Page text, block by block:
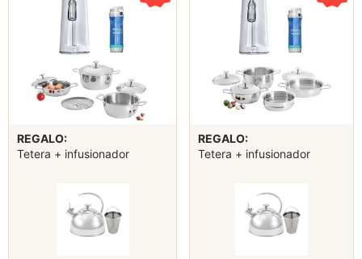
REGALO:
Tetera + infusionador
REGALO:
Tetera + infusionador